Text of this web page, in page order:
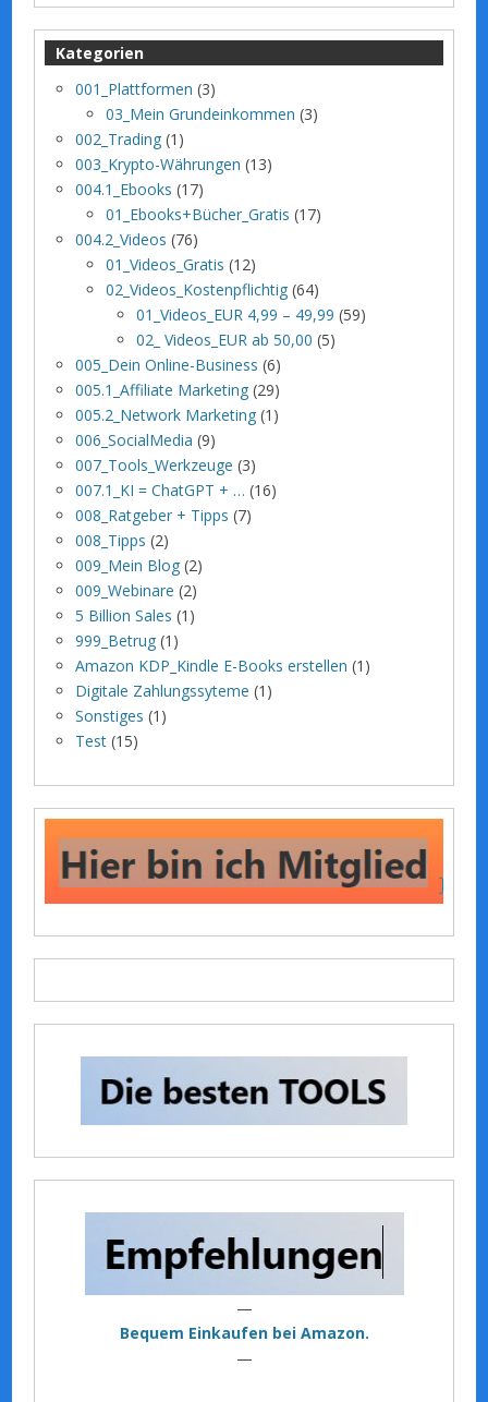
Kategorien
001_Plattformen (3)
03_Mein Grundeinkommen (3)
002_Trading (1)
003_Krypto-Währungen (13)
004.1_Ebooks (17)
01_Ebooks+Bücher_Gratis (17)
004.2_Videos (76)
01_Videos_Gratis (12)
02_Videos_Kostenpflichtig (64)
01_Videos_EUR 4,99 – 49,99 (59)
02_ Videos_EUR ab 50,00 (5)
005_Dein Online-Business (6)
005.1_Affiliate Marketing (29)
005.2_Network Marketing (1)
006_SocialMedia (9)
007_Tools_Werkzeuge (3)
007.1_KI = ChatGPT + … (16)
008_Ratgeber + Tipps (7)
008_Tipps (2)
009_Mein Blog (2)
009_Webinare (2)
5 Billion Sales (1)
999_Betrug (1)
Amazon KDP_Kindle E-Books erstellen (1)
Digitale Zahlungssyteme (1)
Sonstiges (1)
Test (15)
—
Bequem Einkaufen bei Amazon.
—